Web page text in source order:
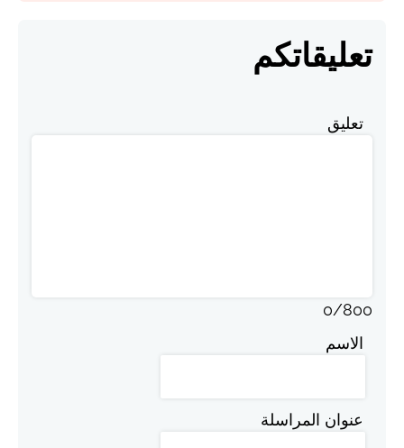
تعليقاتكم
تعليق
0/800
الاسم
عنوان المراسلة